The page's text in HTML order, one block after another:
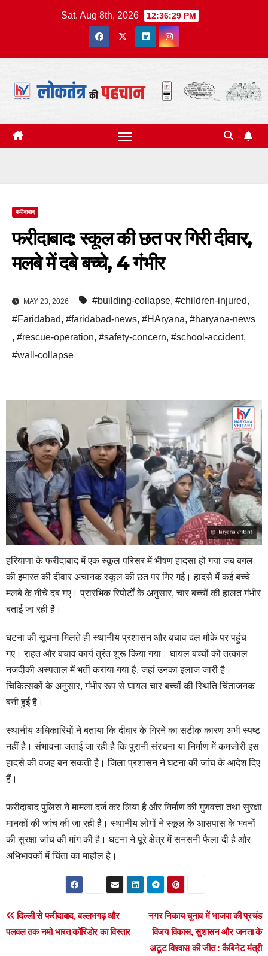
Sat. Aug 8th, 2026 12:36:30 PM
फरीदाबाद
फरीदाबाद: स्कूल की छत पर गिरी दीवार,
मलबे में दबे बच्चे, 4 गंभीर
MAY 23, 2026 #building-collapse, #children-injured,
#Faridabad, #faridabad-news, #HAryana, #haryana-news
, #rescue-operation, #safety-concern, #school-accident,
#wall-collapse
हरियाणा के फरीदाबाद में एक स्कूल परिसर में भीषण हादसा हो गया जब बगल
की इमारत की दीवार अचानक स्कूल की छत पर गिर गई। हादसे में कई बच्चे
मलबे के नीचे दब गए। प्रारंभिक रिपोर्टों के अनुसार, चार बच्चों की हालत गंभीर
बताई जा रही है।
घटना की सूचना मिलते ही स्थानीय प्रशासन और बचाव दल मौके पर पहुंच
गए। राहत और बचाव कार्य तुरंत शुरू किया गया। घायल बच्चों को तत्काल
नजदीकी अस्पताल में भर्ती कराया गया है, जहां उनका इलाज जारी है।
चिकित्सकों के अनुसार, गंभीर रूप से घायल चार बच्चों की स्थिति चिंताजनक
बनी हुई है।
स्थानीय अधिकारियों ने बताया कि दीवार के गिरने का सटीक कारण अभी स्पष्ट
नहीं है। संभावना जताई जा रही है कि पुरानी संरचना या निर्माण में कमजोरी इस
हादसे की वजह बन सकती है। जिला प्रशासन ने घटना की जांच के आदेश दिए
हैं।
फरीदाबाद पुलिस ने मामला दर्ज कर लिया है और निर्माण की गुणवत्ता तथा सुरक्षा
मानकों की जांच की जा रही है। स्थानीय लोगों ने स्कूल के आसपास के भवनों
की सुरक्षा जांच की मांग की है। घटना ने पूरे क्षेत्र में सनसनी फैला दी है और
अभिभावकों में चिंता का माहौल है।
Post
navigation
नगर निकाय चुनाव में भाजपा की प्रचंड
विजय विकास, सुशासन और जनता के
अटूट विश्वास की जीत : कैबिनेट मंत्री
दिल्ली से फरीदाबाद, वल्लभगढ़ और
पलवल तक नमो भारत कॉरिडोर का विस्तार